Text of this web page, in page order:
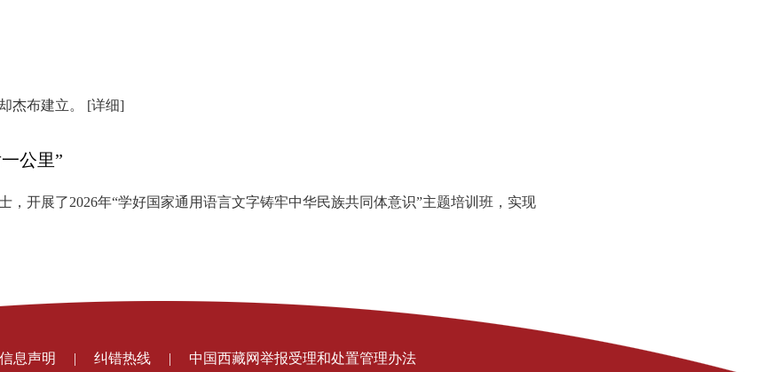
杰布建立。 [详细]
公里”
开展了2026年“学好国家通用语言文字铸牢中华民族共同体意识”主题培训班，实现
信息声明 | 纠错热线 | 中国西藏网举报受理和处置管理办法